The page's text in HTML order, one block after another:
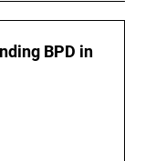
BPD in